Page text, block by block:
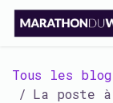
Se rendre au
Tous les
La poste